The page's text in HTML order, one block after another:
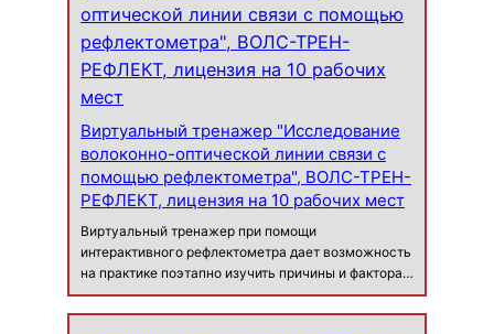
Виртуальный тренажер "Исследование
волоконно-оптической линии связи с
помощью рефлектометра", ВОЛС-ТРЕН-
РЕФЛЕКТ, лицензия на 10 рабочих мест
Виртуальный тренажер при помощи
интерактивного рефлектометра дает возможность
на практике поэтапно изучить причины и фактора
влияющие на изменения оптических потерь на
линии связи. Назначение для учебного